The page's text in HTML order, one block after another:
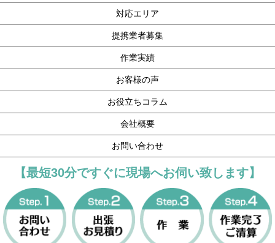
対応エリア
提携業者募集
作業実績
お客様の声
お役立ちコラム
会社概要
お問い合わせ
【最短30分ですぐに現場へお伺い致します】